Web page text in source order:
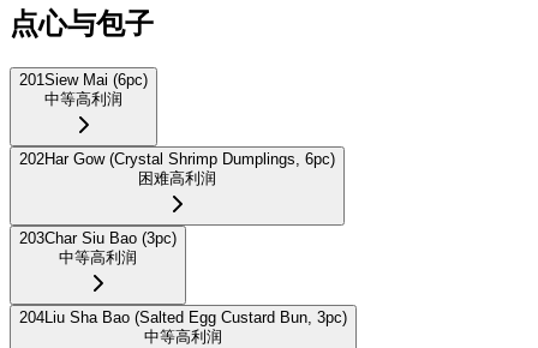
点心与包子
201Siew Mai (6pc)
中等高利润
202Har Gow (Crystal Shrimp Dumplings, 6pc)
困难高利润
203Char Siu Bao (3pc)
中等高利润
204Liu Sha Bao (Salted Egg Custard Bun, 3pc)
中等高利润